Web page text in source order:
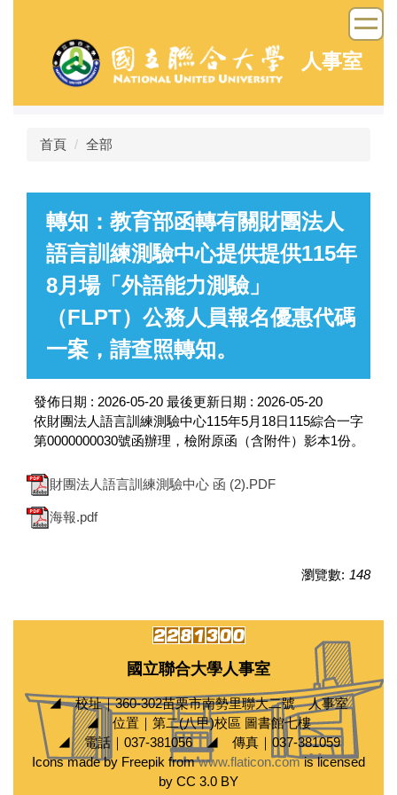
容
人事室
首頁 全部
轉知：教育部函轉有關財團法人
語言訓練測驗中心提供提供115年
8月場「外語能力測驗」
（FLPT）公務人員報名優惠代碼
一案，請查照轉知。
發佈日期 : 2026-05-20 最後更新日期 : 2026-05-20
依財團法人語言訓練測驗中心115年5月18日115綜合一字
第0000000030號函辦理，檢附原函（含附件）影本1份。
財團法人語言訓練測驗中心 函 (2).PDF
海報.pdf
瀏覽數: 148
國立聯合大學人事室
◢ 校址｜360-302苗栗市南勢里聯大二號 人事室
◢ 位置｜第二(八甲)校區 圖書館七樓
◢ 電話｜037-381056 ◢ 傳真｜037-381059
Icons made by Freepik fromwww.flaticon.comis licensed
by CC 3.0 BY